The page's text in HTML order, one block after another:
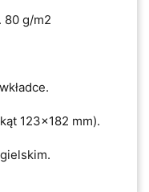
80 g/m2
123x182 mm).